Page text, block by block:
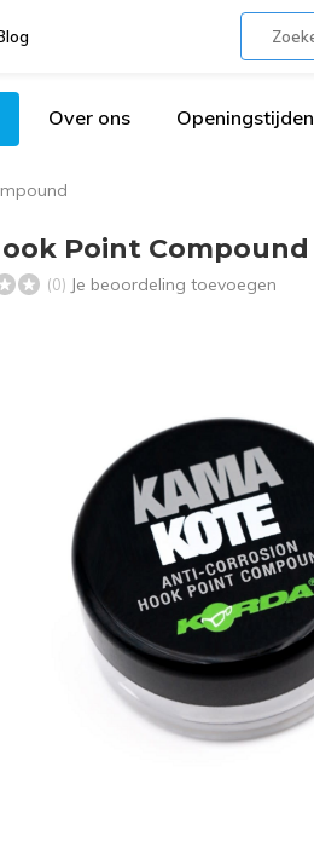
Over ons Openingstijden
Point Compound
(0) Je beoordeling toevoegen